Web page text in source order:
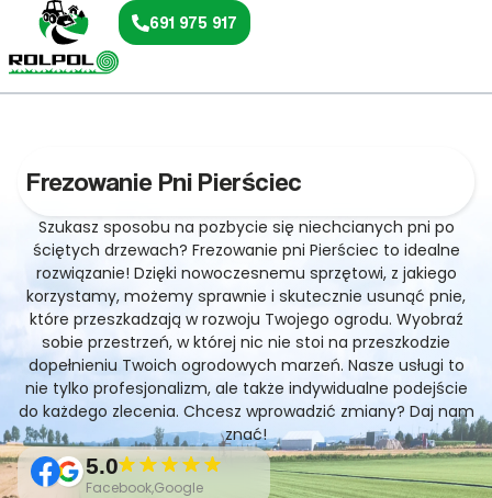
691 975 917
Frezowanie Pni Pierściec
Szukasz sposobu na pozbycie się niechcianych pni po
ściętych drzewach? Frezowanie pni Pierściec to idealne
rozwiązanie! Dzięki nowoczesnemu sprzętowi, z jakiego
korzystamy, możemy sprawnie i skutecznie usunąć pnie,
które przeszkadzają w rozwoju Twojego ogrodu. Wyobraź
sobie przestrzeń, w której nic nie stoi na przeszkodzie
dopełnieniu Twoich ogrodowych marzeń. Nasze usługi to
nie tylko profesjonalizm, ale także indywidualne podejście
do każdego zlecenia. Chcesz wprowadzić zmiany? Daj nam
znać!
5.0
Facebook,Google